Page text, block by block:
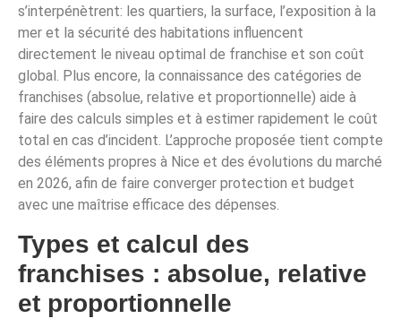
s’interpénètrent: les quartiers, la surface, l’exposition à la
mer et la sécurité des habitations influencent
directement le niveau optimal de franchise et son coût
global. Plus encore, la connaissance des catégories de
franchises (absolue, relative et proportionnelle) aide à
faire des calculs simples et à estimer rapidement le coût
total en cas d’incident. L’approche proposée tient compte
des éléments propres à Nice et des évolutions du marché
en 2026, afin de faire converger protection et budget
avec une maîtrise efficace des dépenses.
Types et calcul des
franchises : absolue, relative
et proportionnelle